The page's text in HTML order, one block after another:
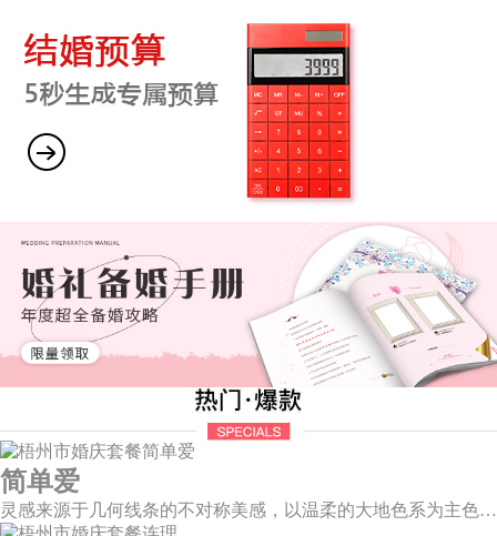
简单爱
灵感来源于几何线条的不对称美感，以温柔的大地色系为主色调，空间上，利用几何线条进行完美切割，配以柔和色系的花艺点缀，构造了一个温馨柔和、清新复古的空间。